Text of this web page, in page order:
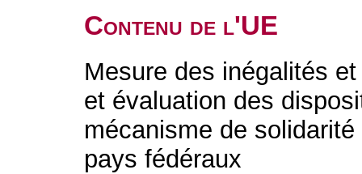
Contenu de l'UE
Mesure des inégalités
et évaluation des
mécanisme de
pays fédéraux